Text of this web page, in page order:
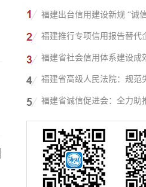
福建出台信用建设新规 “诚
治化新阶段
福建推行专项信用报告替代
明改革成效显著
福建省社会信用体系建设成
统赋能实体经济
福建省高级人民法院：规范
信用修复机制
福建省诚信促进会：全力助
用条例》落地见效